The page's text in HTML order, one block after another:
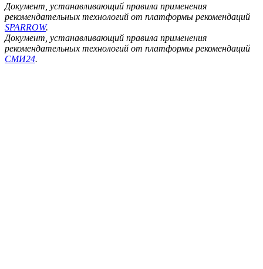
Документ, устанавливающий правила применения
рекомендательных технологий от платформы рекомендаций
SPARROW.
Документ, устанавливающий правила применения
рекомендательных технологий от платформы рекомендаций
СМИ24.